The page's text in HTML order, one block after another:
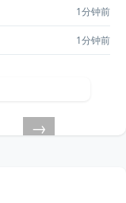
1分钟前
1分钟前
→